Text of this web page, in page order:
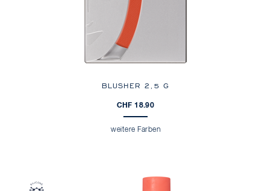
BLUSHER 2,5 G
CHF 18.90
weitere Farben